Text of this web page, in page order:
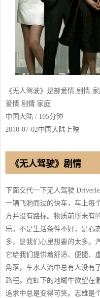
《无人驾驶》是部爱情,剧情,家
爱情 剧情 家庭
中国大陆 / 105分钟
2010-07-02中国大陆上映
《无人驾驶》剧情
下面交代一下无人驾驶
一辆飞驰而过的快车，车上每
方并没有路标。物质前所未有
乐。不是生活条件不好，是心
多，是我们心里想要的太多。
它给我们提供着舒适、便捷、
角落，车水人流中总有人没有
路程。霓虹下的地糊牛欲望在
追求中总是变得可笑。志雄是